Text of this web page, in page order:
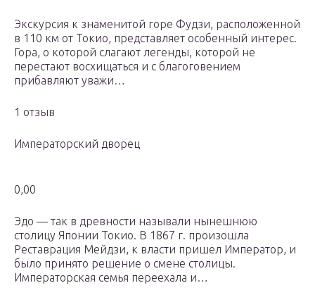
Экскурсия к знаменитой горе Фудзи, расположенной
в 110 км от Токио, представляет особенный интерес.
Гора, о которой слагают легенды, которой не
перестают восхищаться и с благоговением
прибавляют уважи…
1 отзыв
Императорский дворец
0,00
Эдо — так в древности называли нынешнюю
столицу Японии Токио. В 1867 г. произошла
Реставрация Мейдзи, к власти пришел Император, и
было принято решение о смене столицы.
Императорская семья переехала и…